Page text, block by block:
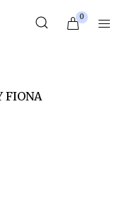
0
FIONA